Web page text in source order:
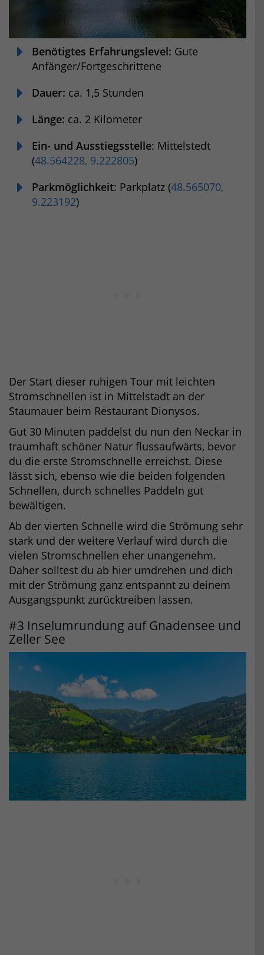
Benötigtes Erfahrungslevel: Gute
Anfänger/Fortgeschrittene
Dauer: ca. 1,5 Stunden
Länge: ca. 2 Kilometer
Ein- und Ausstiegsstelle: Mittelstedt
(48.564228, 9.222805)
Parkmöglichkeit: Parkplatz (48.565070,
9.223192)
Der Start dieser ruhigen Tour mit leichten
Stromschnellen ist in Mittelstadt an der
Staumauer beim Restaurant Dionysos.
Gut 30 Minuten paddelst du nun den Neckar in
traumhaft schöner Natur flussaufwärts, bevor
du die erste Stromschnelle erreichst. Diese
lässt sich, ebenso wie die beiden folgenden
Schnellen, durch schnelles Paddeln gut
bewältigen.
Ab der vierten Schnelle wird die Strömung sehr
stark und der weitere Verlauf wird durch die
vielen Stromschnellen eher unangenehm.
Daher solltest du ab hier umdrehen und dich
mit der Strömung ganz entspannt zu deinem
Ausgangspunkt zurücktreiben lassen.
#3 Inselumrundung auf Gnadensee und
Zeller See